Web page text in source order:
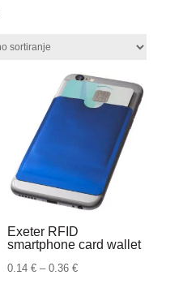
Exeter RFID
smartphone card wallet
0.14€ – 0.36€Raspon